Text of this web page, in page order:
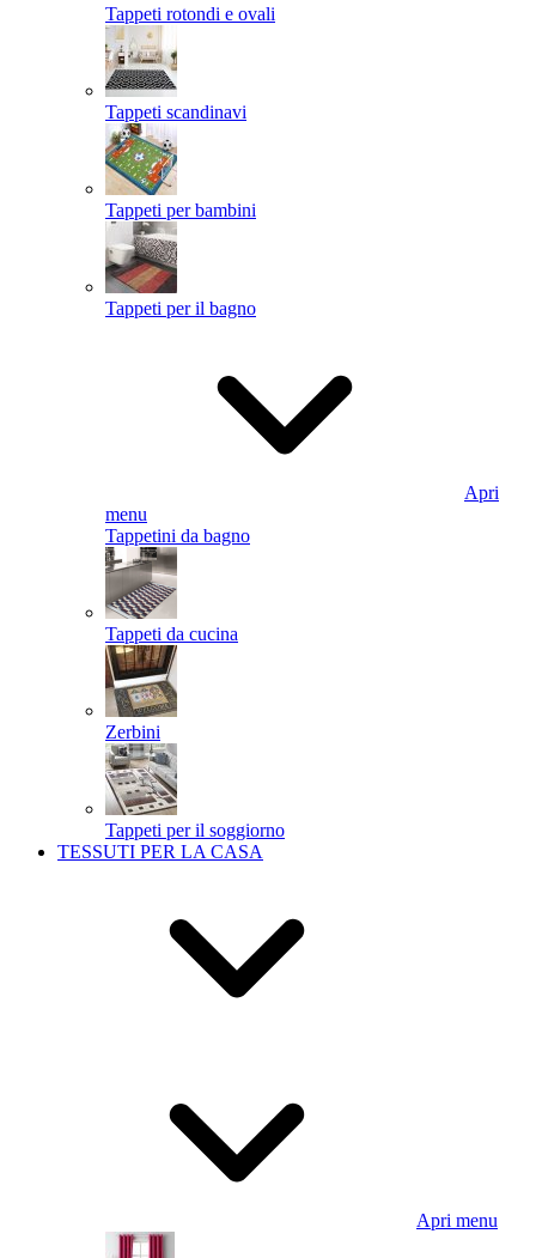
Tappeti rotondi e ovali
Tappeti scandinavi
Tappeti per bambini
Tappeti per il bagno
Apri
menu
Tappetini da bagno
Tappeti da cucina
Zerbini
Tappeti per il soggiorno
TESSUTI PER LA CASA
Apri menu